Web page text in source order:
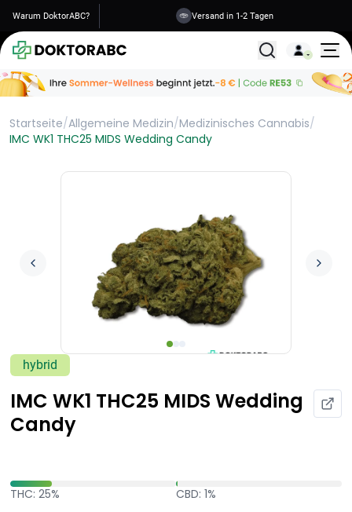
Warum DoktorABC? Versand in 1-2 Tagen
Alle
Startseite/Allgemeine Medizin/Medizinisches Cannabis/
IMC WK1 THC25 MIDS Wedding Candy
hybrid
IMC WK1 THC25 MIDS Wedding
Candy
THC: 25% CBD: 1%